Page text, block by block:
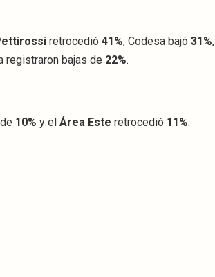
retrocedió 41%, Codesa bajó 31%,
registraron bajas de 22%.
10% y el Área Este retrocedió 11%.